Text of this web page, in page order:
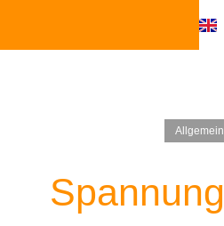
Allgemein